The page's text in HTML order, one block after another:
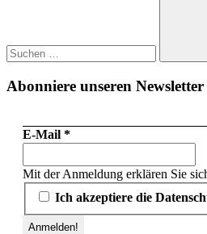
Abonniere unseren Newsletter
E-Mail *
Mit der Anmeldung erklären Sie
Ich akzeptiere die